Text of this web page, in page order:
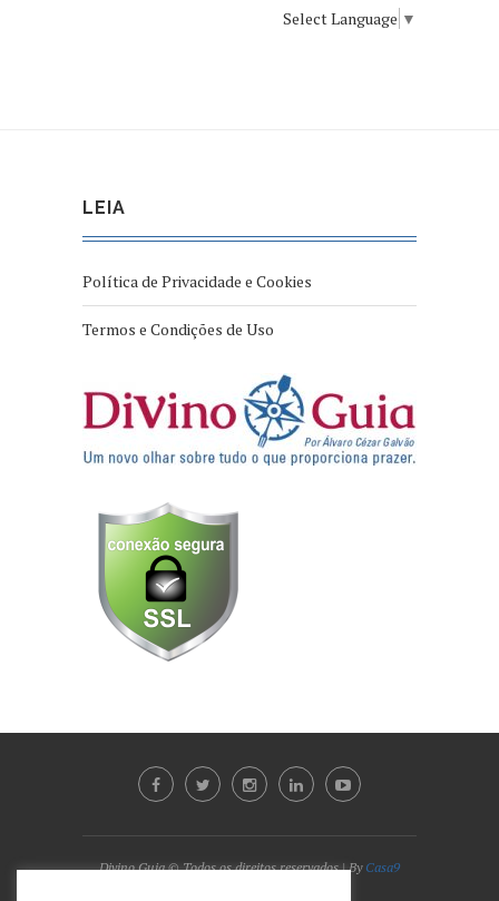
Select Language ▼
LEIA
Política de Privacidade e Cookies
Termos e Condições de Uso
Divino Guia © Todos os direitos reservados | By Casa9